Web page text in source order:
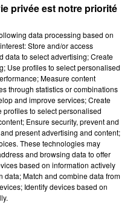
28 sec
LOIRE DU
dans le Cantal,
avec les reportages
terrain.
privée est notre priorité
data processing based on
Store and/or access
data to select advertising; Create
Use profiles to select personalised
Measure content
through statistics or combinations
and improve services; Create
to select personalised
Ensure security, prevent and
present advertising and content;
These technologies may
and browsing data to offer
based on information actively
Match and combine data from
Identify devices based on